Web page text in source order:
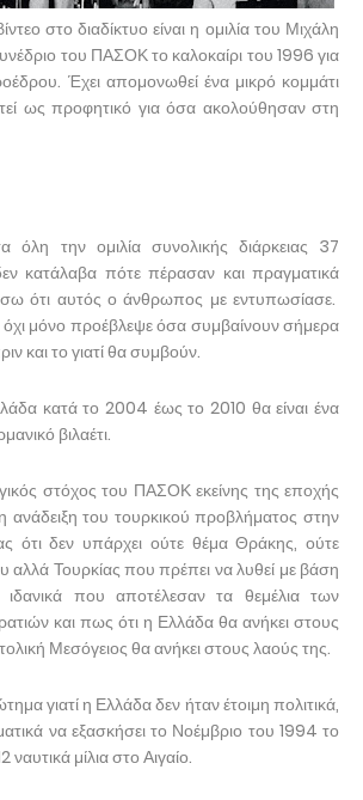
στο διαδίκτυο είναι η ομιλία του Μιχάλη
του ΠΑΣΟΚ το καλοκαίρι του 1996 για
Έχει απομονωθεί ένα μικρό κομμάτι
ως προφητικό για όσα ακολούθησαν στη
όλη την ομιλία συνολικής διάρκειας 37
κατάλαβα πότε πέρασαν και πραγματικά
ότι αυτός ο άνθρωπος με εντυπωσίασε.
μόνο προέβλεψε όσα συμβαίνουν σήμερα
και το γιατί θα συμβούν.
κατά το 2004 έως το 2010 θα είναι ένα
βιλαέτι.
στόχος του ΠΑΣΟΚ εκείνης της εποχής
ανάδειξη του τουρκικού προβλήματος στην
ότι δεν υπάρχει ούτε θέμα Θράκης, ούτε
αλλά Τουρκίας που πρέπει να λυθεί με βάση
ιδανικά που αποτέλεσαν τα θεμέλια των
και πως ότι η Ελλάδα θα ανήκει στους
Μεσόγειος θα ανήκει στους λαούς της.
γιατί η Ελλάδα δεν ήταν έτοιμη πολιτικά,
να εξασκήσει το Νοέμβριο του 1994 το
ναυτικά μίλια στο Αιγαίο.